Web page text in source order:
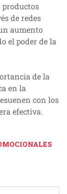
de redes
aumento
el poder de la
de la
en la
con los
efectiva.